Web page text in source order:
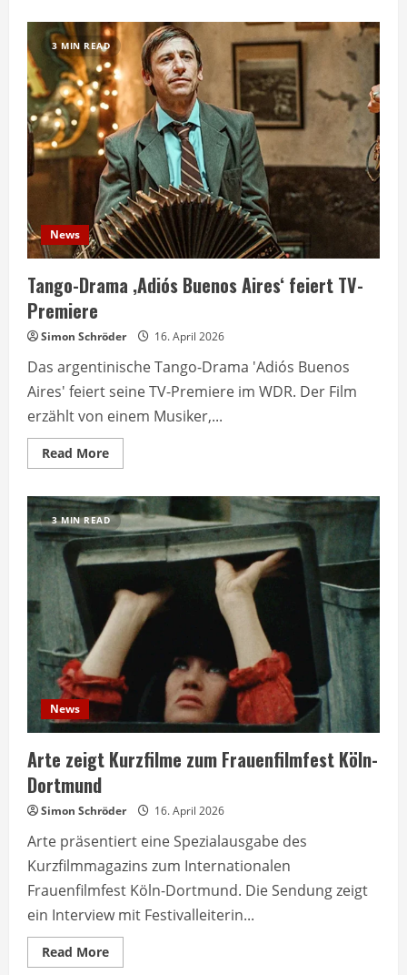
zeigt
Virginia
Woolfs
Orlando
als
politisches
Essay
3 MIN READ
News
Tango-Drama ‚Adiós Buenos Aires‘ feiert TV-
Premiere
Simon Schröder 16. April 2026
Das argentinische Tango-Drama 'Adiós Buenos
Aires' feiert seine TV-Premiere im WDR. Der Film
erzählt von einem Musiker,...
Read MoreRead
more
Drama
‚Adiós
Buenos
Aires‘
feiert
TV-
3 MIN READ
News
Arte zeigt Kurzfilme zum Frauenfilmfest Köln-
Dortmund
Simon Schröder 16. April 2026
Arte präsentiert eine Spezialausgabe des
Kurzfilmmagazins zum Internationalen
Frauenfilmfest Köln-Dortmund. Die Sendung zeigt
ein Interview mit Festivalleiterin...
Read MoreRead
more